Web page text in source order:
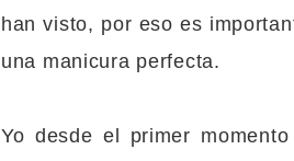
han visto, por eso es
una manicura perfecta.
Yo desde el primer